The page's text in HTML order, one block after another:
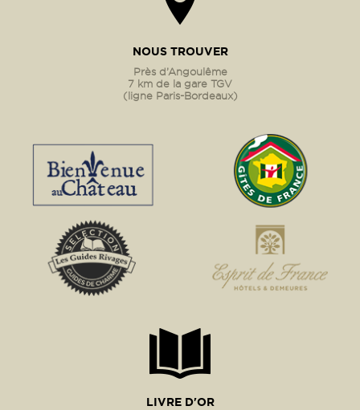
NOUS TROUVER
Près d’Angoulême
7 km de la gare TGV
(ligne Paris-Bordeaux)
LIVRE D'OR